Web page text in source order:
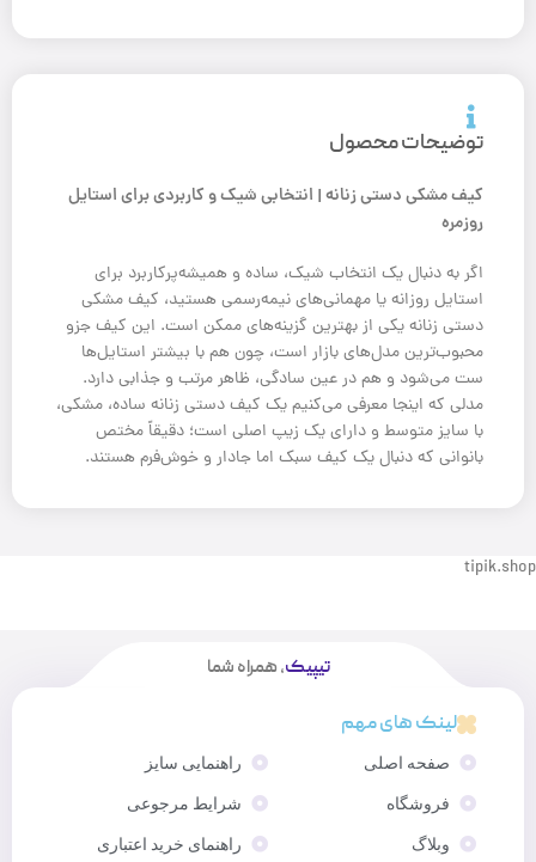
توضیحات محصول
کیف مشکی دستی زنانه | انتخابی شیک و کاربردی برای استایل
روزمره
اگر به دنبال یک انتخاب شیک، ساده و همیشه‌پرکاربرد برای
استایل روزانه یا مهمانی‌های نیمه‌رسمی هستید، کیف مشکی
دستی زنانه یکی از بهترین گزینه‌های ممکن است. این کیف جزو
محبوب‌ترین مدل‌های بازار است، چون هم با بیشتر استایل‌ها
ست می‌شود و هم در عین سادگی، ظاهر مرتب و جذابی دارد.
مدلی که اینجا معرفی می‌کنیم یک کیف دستی زنانه ساده، مشکی،
با سایز متوسط و دارای یک زیپ اصلی است؛ دقیقاً مختص
بانوانی که دنبال یک کیف سبک اما جادار و خوش‌فرم هستند.
tipik.shop
تیپیک، همراه شما
لینک های مهم
صفحه اصلی
فروشگاه
وبلاگ
راهنمایی سایز
شرایط مرجوعی
راهنمای خرید اعتباری